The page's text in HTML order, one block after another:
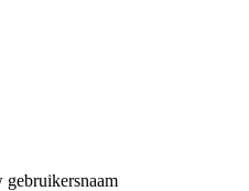
gebruikersnaam